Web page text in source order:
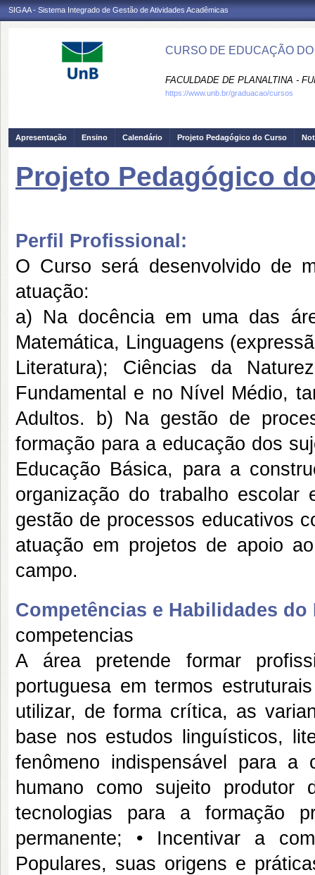
SIGAA - Sistema Integrado de Gestão de Atividades Acadêmicas
CURSO DE EDUCAÇÃO
FACULDADE DE PLANALTINA -
https://www.unb.br/graduacao/cursos
Apresentação Ensino Calendário Projeto Pedagógico do Curso
Projeto Pedagógico
Perfil Profissional:
O Curso será desenvolvido de
atuação:
a) Na docência em uma das
Matemática, Linguagens
Literatura); Ciências da
Fundamental e no Nível Médio,
Adultos. b) Na gestão de
formação para a educação dos
Educação Básica, para a
organização do trabalho
gestão de processos educativos
atuação em projetos de apoio
campo.
Competências e Habilidades
competencias
A área pretende formar
portuguesa em termos
utilizar, de forma crítica, as
base nos estudos linguísticos,
fenômeno indispensável para a
humano como sujeito
tecnologias para a formação
permanente; • Incentivar a
Populares, suas origens e